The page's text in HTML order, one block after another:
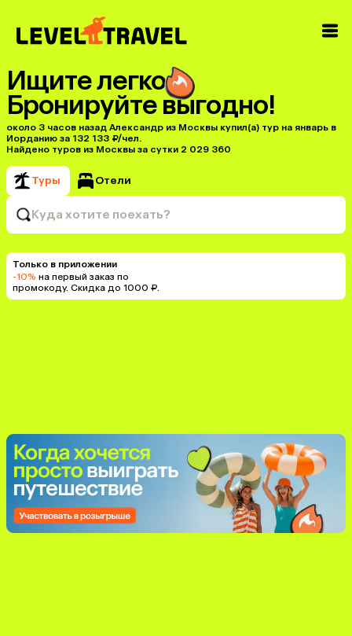
Ищите легко
Бронируйте выгодно!
около 3 часов назад Александр из Москвы купил(a) тур на январь в
Иорданию за 132 133 ₽/чел.
Найдено туров из Москвы за сутки 2 029 360
Туры Отели
Куда хотите поехать?
Только в приложении
-10% на первый заказ по
промокоду. Скидка до 1000 ₽.